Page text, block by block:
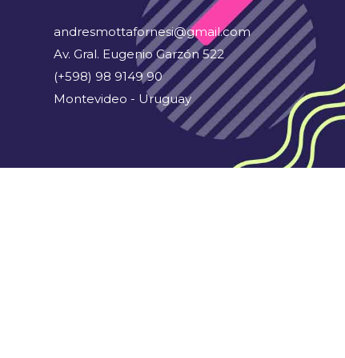
andresmottafornesi@gmail.com
Av. Gral. Eugenio Garzón 522
(+598) 98 9149 90
Montevideo - Uruguay